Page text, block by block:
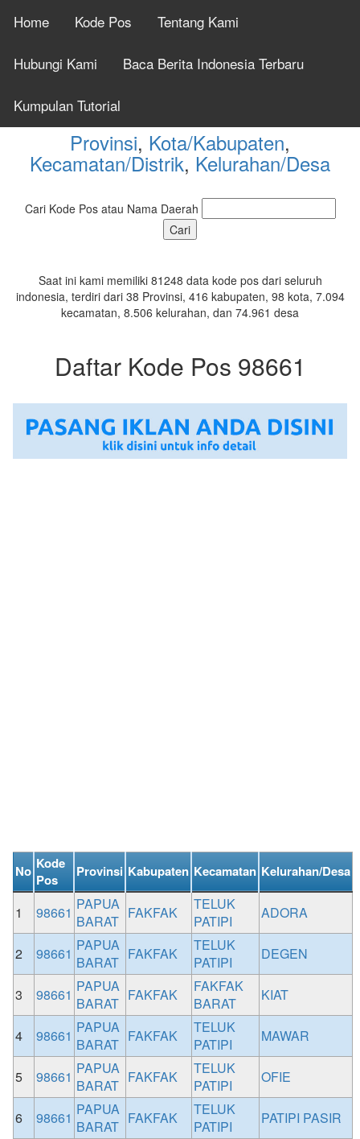
Home Kode Pos Tentang Kami
Hubungi Kami Baca Berita Indonesia Terbaru
Kumpulan Tutorial
Cek Kode Pos Seluruh
Indonesia Tahun 2026
Provinsi, Kota/Kabupaten,
Kecamatan/Distrik, Kelurahan/Desa
Cari Kode Pos atau Nama Daerah
Saat ini kami memiliki 81248 data kode pos dari seluruh
indonesia, terdiri dari 38 Provinsi, 416 kabupaten, 98 kota, 7.094
kecamatan, 8.506 kelurahan, dan 74.961 desa
Daftar Kode Pos 98661
No Kode
Pos
Provinsi Kabupaten Kecamatan Kelurahan/Desa
1 98661 PAPUA
BARAT FAKFAK
TELUK
PATIPI
ADORA
2 98661 PAPUA
BARAT FAKFAK
TELUK
PATIPI
DEGEN
3 98661 PAPUA
BARAT FAKFAK
FAKFAK
BARAT
KIAT
4 98661 PAPUA
BARAT FAKFAK
TELUK
PATIPI
MAWAR
5 98661 PAPUA
BARAT FAKFAK
TELUK
PATIPI
OFIE
6 98661 PAPUA
BARAT FAKFAK
TELUK
PATIPI
PATIPI PASIR